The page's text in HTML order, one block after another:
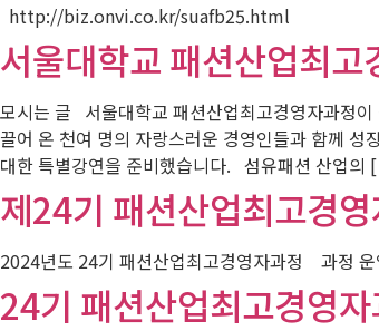
http://biz.onvi.co.kr/suafb25.html
서울대학교 패션산업최
모시는 글 서울대학교 패션산업최고경영자과정
끌어 온 천여 명의 자랑스러운 경영인들과 함께
대한 특별강연을 준비했습니다. 섬유패션 산업
제24기 패션산업최고경
2024년도 24기 패션산업최고경영자과정 과정
24기 패션산업최고경영